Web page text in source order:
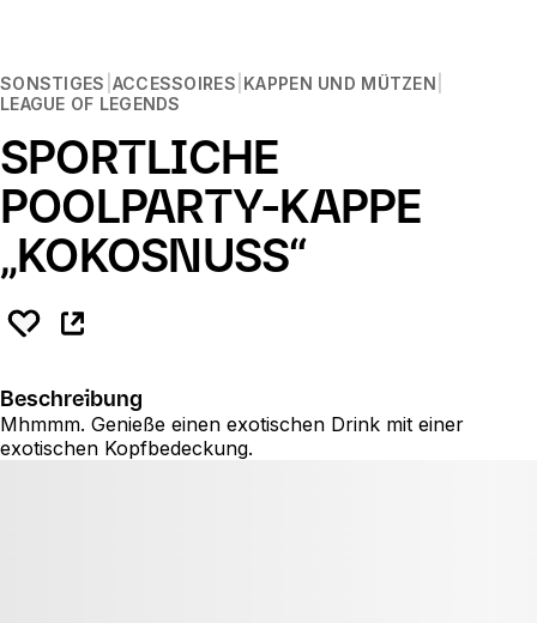
SONSTIGES ACCESSOIRES KAPPEN UND MÜTZEN
LEAGUE OF LEGENDS
SPORTLICHE
POOLPARTY-KAPPE
„KOKOSNUSS“
Beschreibung
Mhmmm. Genieße einen exotischen Drink mit einer
exotischen Kopfbedeckung.